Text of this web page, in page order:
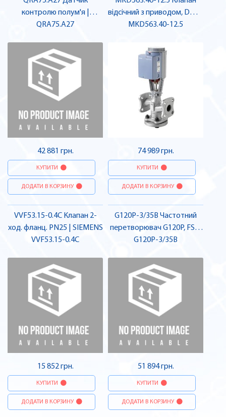
контролю полум'я |
SIEMENS
QRA75.A27
42 881 грн.
КУПИТИ
ДОДАТИ В КОРЗИНУ
відсічний з приводом, DN40
| SIEMENS
MKD563.40-12.5
74 989 грн.
КУПИТИ
ДОДАТИ В КОРЗИНУ
VVF53.15-0.4C Клапан 2-
ход. фланц. PN25 | SIEMENS
VVF53.15-0.4C
15 852 грн.
КУПИТИ
ДОДАТИ В КОРЗИНУ
G120P-3/35B Частотний
перетворювач G120P, FSA,
IP55, фільтр B, 3 кВт |
G120P-3/35B
51 894 грн.
КУПИТИ
ДОДАТИ В КОРЗИНУ